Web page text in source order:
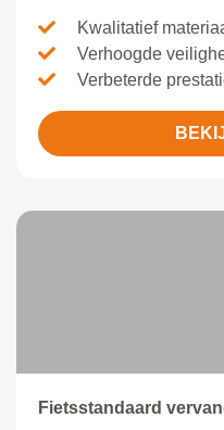
Kwalitatief
Verhoogde
Verbeterde
Fietsstandaard